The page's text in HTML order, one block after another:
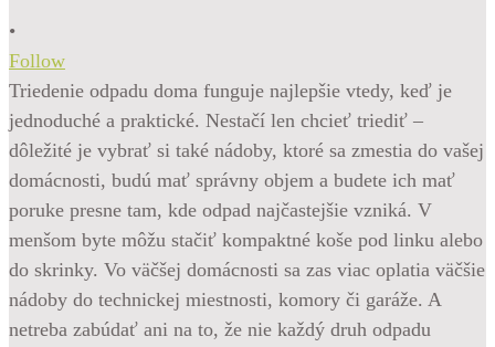
•
Follow
Triedenie odpadu doma funguje najlepšie vtedy, keď je
jednoduché a praktické. Nestačí len chcieť triediť –
dôležité je vybrať si také nádoby, ktoré sa zmestia do vašej
domácnosti, budú mať správny objem a budete ich mať
poruke presne tam, kde odpad najčastejšie vzniká. V
menšom byte môžu stačiť kompaktné koše pod linku alebo
do skrinky. Vo väčšej domácnosti sa zas viac oplatia väčšie
nádoby do technickej miestnosti, komory či garáže. A
netreba zabúdať ani na to, že nie každý druh odpadu